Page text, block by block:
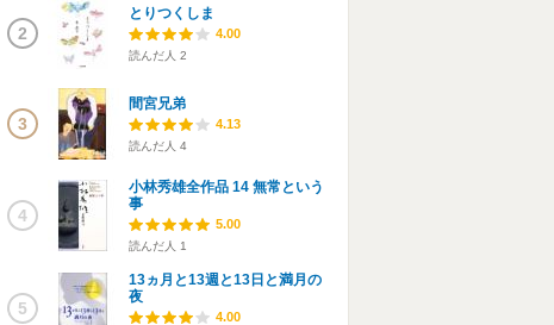
2
とりつくしま
4.00
読んだ人 2
3
間宮兄弟
4.13
読んだ人 4
4
小林秀雄全作品 14 無常という
事
5.00
読んだ人 1
5
13ヵ月と13週と13日と満月の
夜
4.00